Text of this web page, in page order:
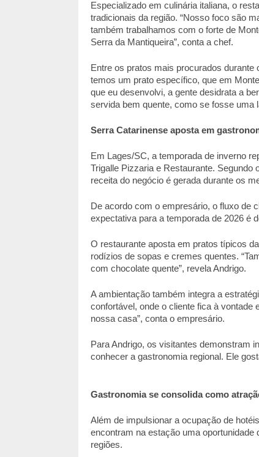
Especializado em culinária italiana, o
tradicionais da região. “Nosso foco são
também trabalhamos com o forte de
Serra da Mantiqueira”, conta a chef.
Entre os pratos mais procurados durante
temos um prato específico, que em
que eu desenvolvi, a gente desidrata a
servida bem quente, como se fosse uma
Serra Catarinense aposta em
Em Lages/SC, a temporada de inverno
Trigalle Pizzaria e Restaurante. Segundo
receita do negócio é gerada durante os
De acordo com o empresário, o fluxo de
expectativa para a temporada de 2026 é
O restaurante aposta em pratos típicos
rodízios de sopas e cremes quentes.
com chocolate quente”, revela Andrigo.
A ambientação também integra a
confortável, onde o cliente fica à
nossa casa”, conta o empresário.
Para Andrigo, os visitantes demonstram
conhecer a gastronomia regional. Ele
Gastronomia se consolida como
Além de impulsionar a ocupação de
encontram na estação uma
regiões.